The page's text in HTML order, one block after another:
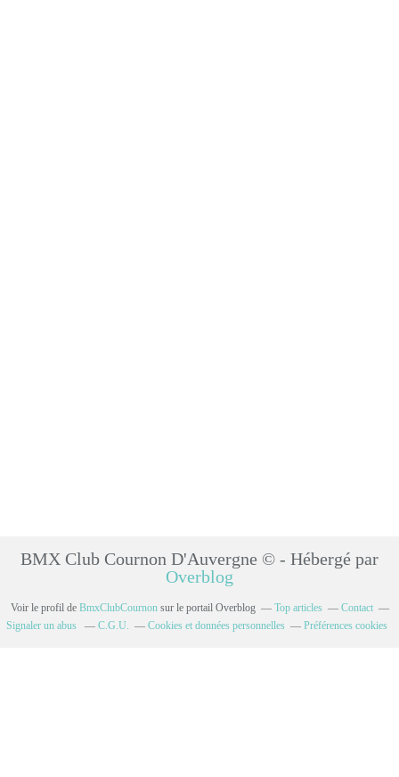
BMX Club Cournon D'Auvergne © - Hébergé par
Overblog
Voir le profil de BmxClubCournonsur le portail Overblog Top articles
Contact
Signaler un abus
C.G.U. Cookies et données personnelles Préférences cookies